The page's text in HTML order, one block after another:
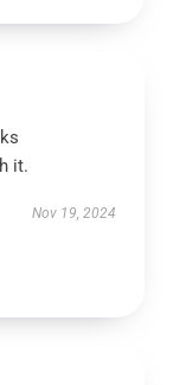
it.
Nov 19, 2024